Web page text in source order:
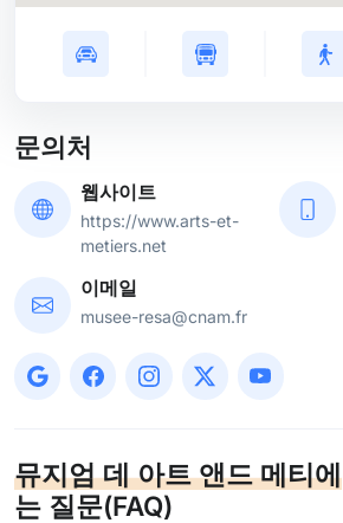
문의처
웹사이트
https://www.arts-et-
metiers.net
이메일
musee-resa@cnam.fr
뮤지엄 데 아트 앤드 메티에
는 질문(FAQ)